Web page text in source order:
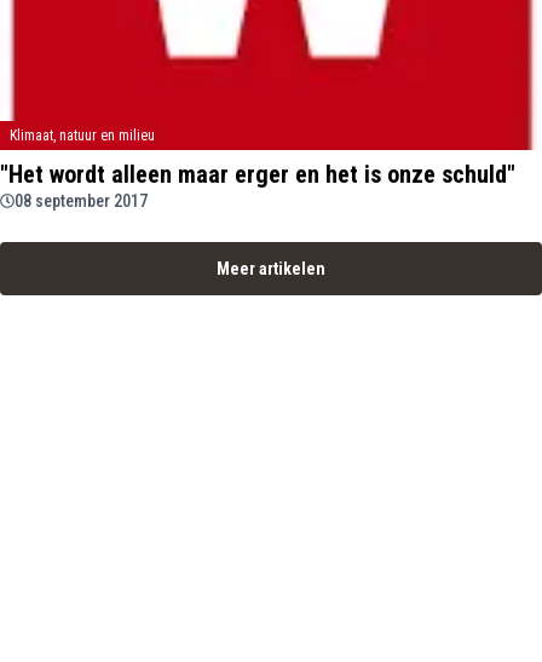
Klimaat, natuur en milieu
"Het wordt alleen maar erger en het is onze schuld"
08 september 2017
Meer artikelen